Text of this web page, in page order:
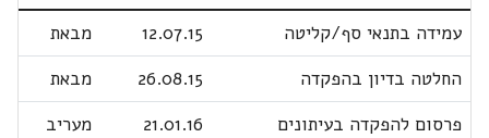
עמידה בתנאי סף/קליטה
12.07.15
מבאת
החלטה בדיון בהפקדה
26.08.15
מבאת
פרסום להפקדה בעיתונים
21.01.16
מעריב